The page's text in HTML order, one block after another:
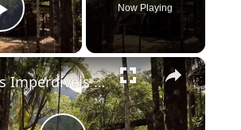
Play Video
Now Playing
×
Dicas Imperdíveis Para Aproveitar o Melhor de Paraty 🌴✨